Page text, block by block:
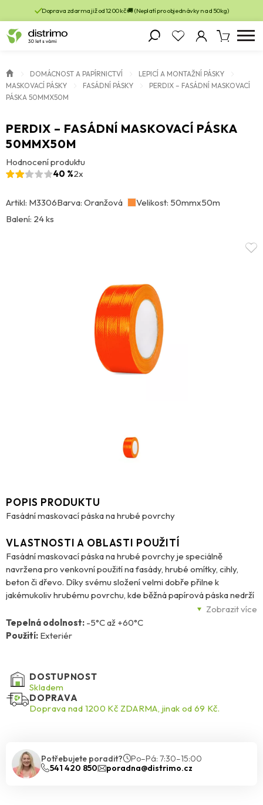
Doprava zdarma již od 1200 kč 🚚 (Neplatí pro objednávky nad 50kg)
DOMÁCNOST A PAPÍRNICTVÍ
LEPICÍ A MONTAŽNÍ PÁSKY
MASKOVACÍ PÁSKY
FASÁDNÍ PÁSKY
PERDIX – FASÁDNÍ MASKOVACÍ
PÁSKA 50MMX50M
PERDIX – FASÁDNÍ MASKOVACÍ PÁSKA
50MMX50M
Hodnocení produktu
40 %2x
Artikl: M3306Barva: Oranžová
Velikost: 50mmx50m
Balení: 24 ks
POPIS PRODUKTU
Fasádní maskovací páska na hrubé povrchy
Zobrazit více
VLASTNOSTI A OBLASTI POUŽITÍ
Fasádní maskovací páska na hrubé povrchy je speciálně
navržena pro venkovní použití na fasády, hrubé omítky, cihly,
beton či dřevo. Díky svému složení velmi dobře přilne k
jakémukoliv hrubému povrchu, kde běžná papírová páska nedrží
a univerzální páska je naopak příliš lepivá. Po dokončení práce lze
pásku snadno a bez poškození podkladu odstranit. Lepidlo je
vyrobeno z přírodního kaučuku, který zajišťuje spolehlivé a
Tepelná odolnost: -5°C až +60°C
Použití: Exteriér
DOSTUPNOST
Skladem
DOPRAVA
Doprava nad 1200 Kč ZDARMA, jinak od 69 Kč.
Potřebujete poradit?
Po–Pá: 7:30–15:00
541 420 850
poradna@distrimo.cz